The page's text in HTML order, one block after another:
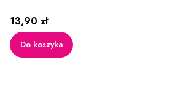
Cena
13,90 zł
Do koszyka